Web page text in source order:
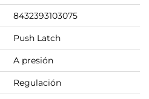
8432393103075
Push Latch
A presión
Regulación